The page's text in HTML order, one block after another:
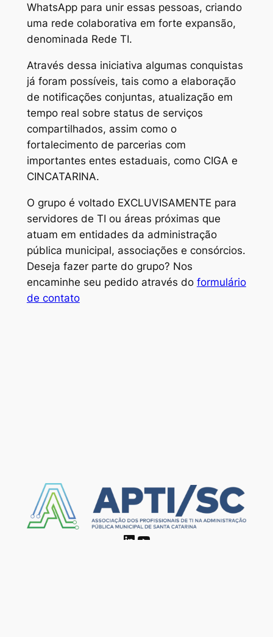
WhatsApp para unir essas pessoas, criando
uma rede colaborativa em forte expansão,
denominada Rede TI.
Através dessa iniciativa algumas conquistas
já foram possíveis, tais como a elaboração
de notificações conjuntas, atualização em
tempo real sobre status de serviços
compartilhados, assim como o
fortalecimento de parcerias com
importantes entes estaduais, como CIGA e
CINCATARINA.
O grupo é voltado EXCLUVISAMENTE para
servidores de TI ou áreas próximas que
atuam em entidades da administração
pública municipal, associações e consórcios.
Deseja fazer parte do grupo? Nos
encaminhe seu pedido através do formulário
de contato
LinkedIn
Youtube